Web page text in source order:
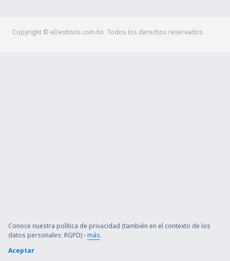
Copyright © eDestinos.com.hn. Todos los derechos reservados.
Conoce nuestra política de privacidad (también en el contexto de los
datos personales: RGPD) -más.
Aceptar